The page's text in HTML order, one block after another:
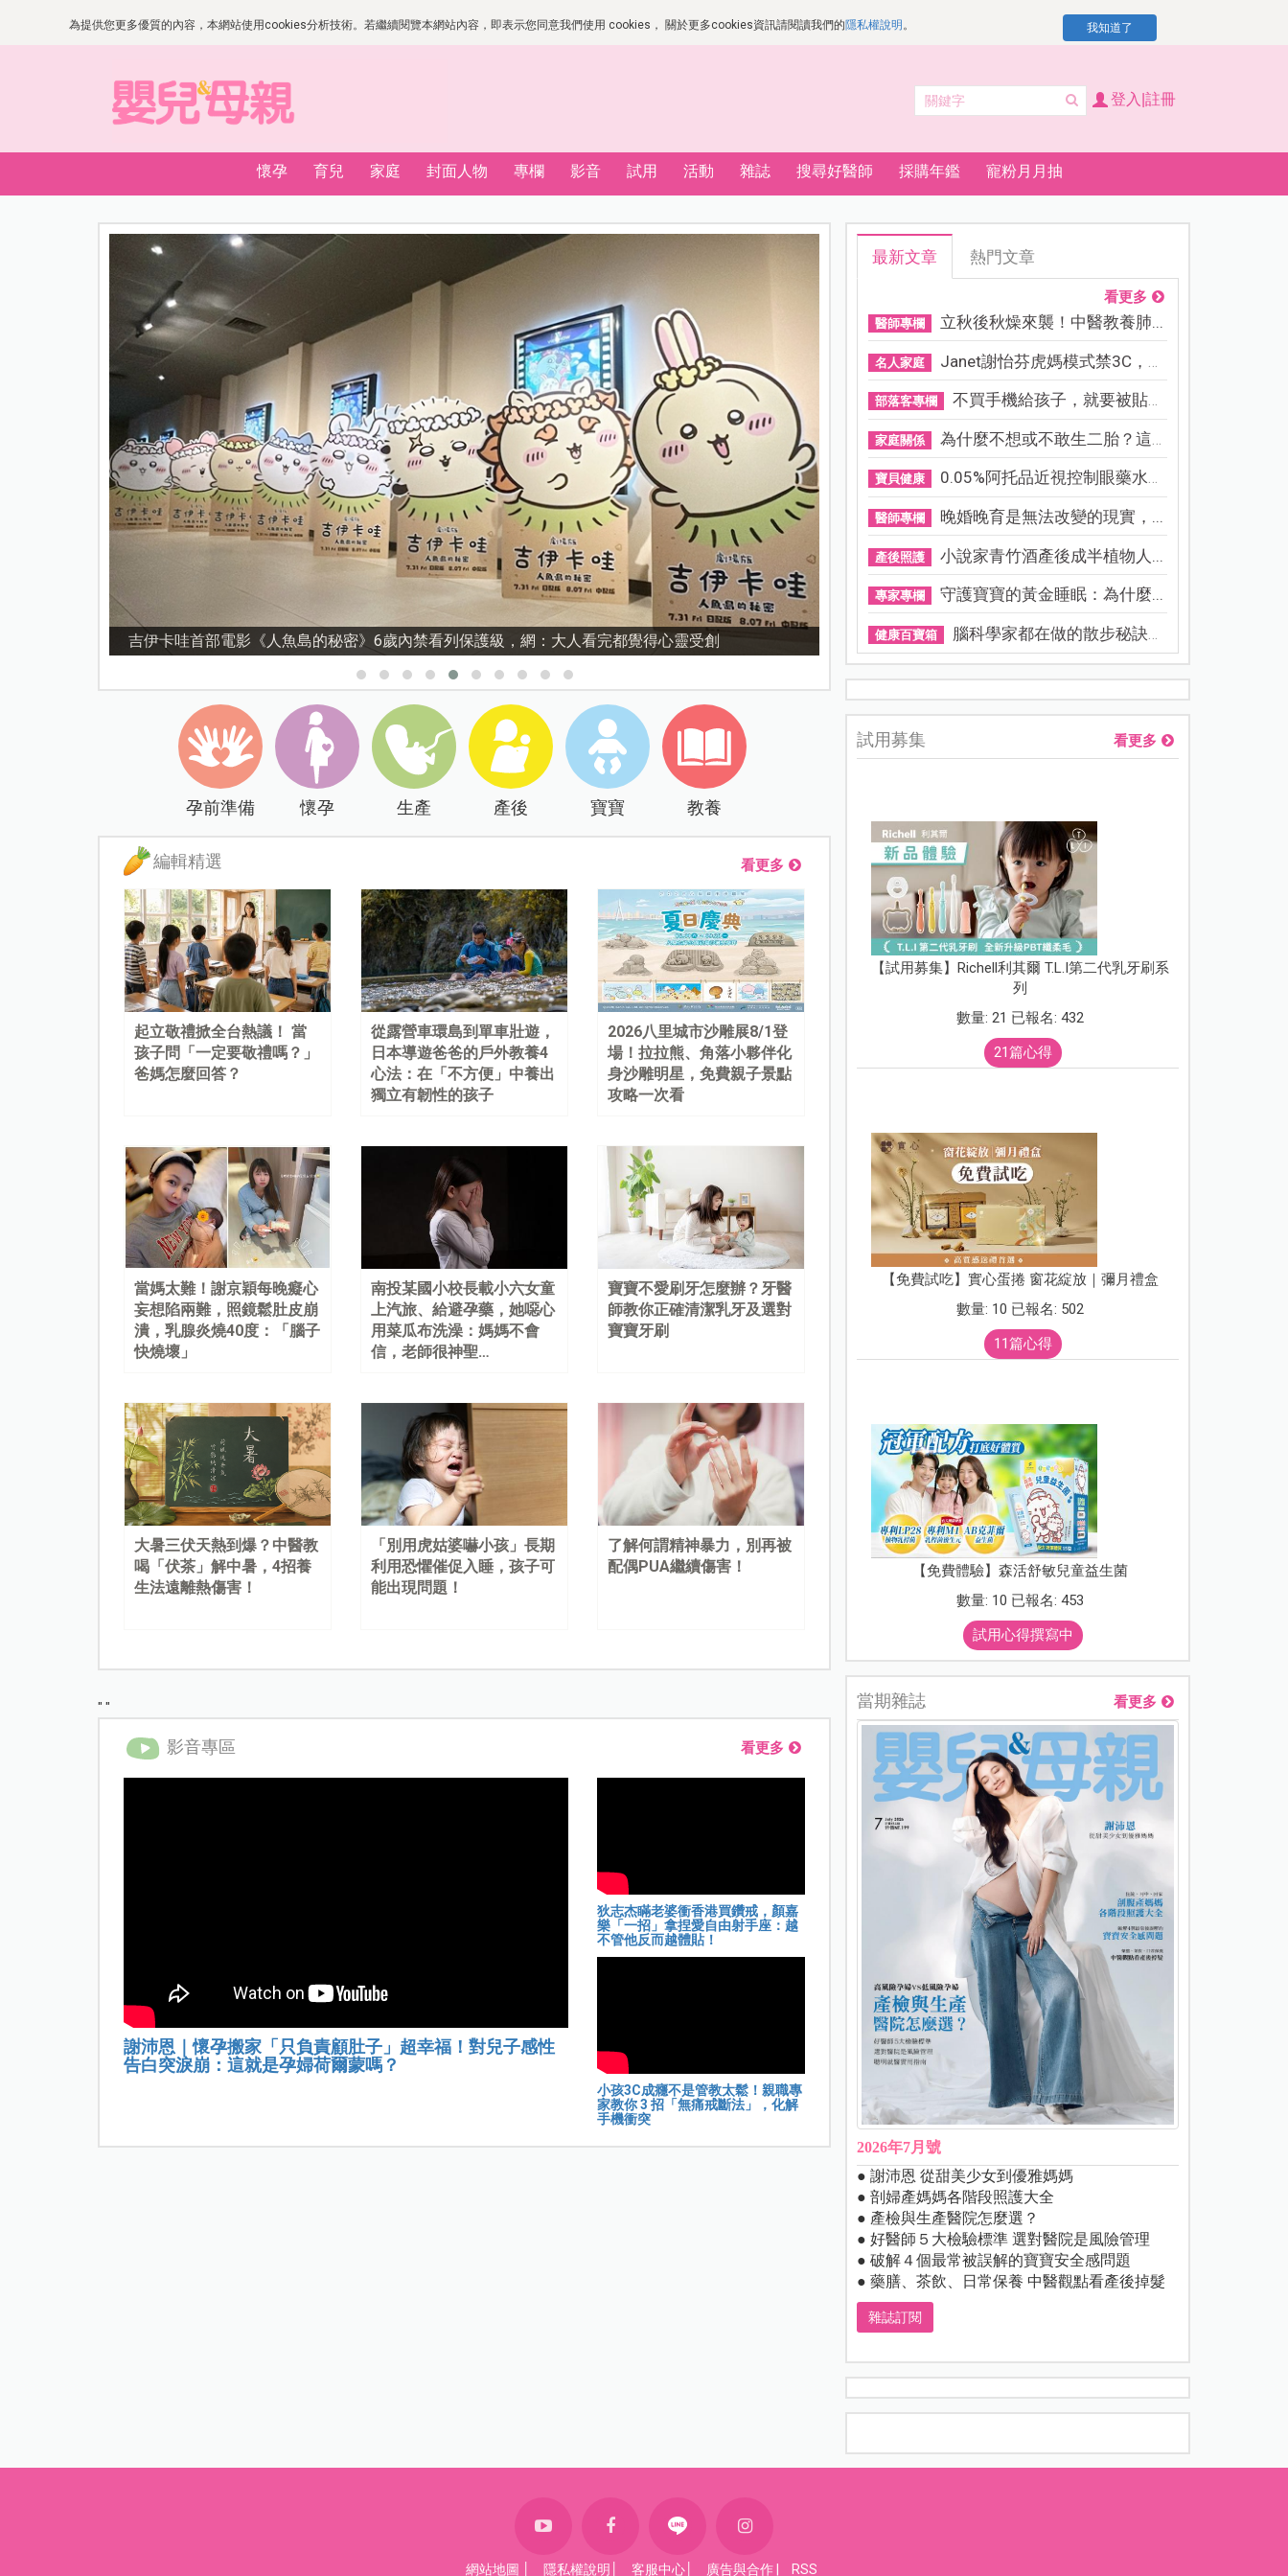
為提供您更多優質的內容，本網站使用cookies分析技術。若繼續閱覽本網站內容，即表示您同意我們使用 cookies， 關於更多cookies資訊請閱讀我們的隱私權說明 。 我知道了
登入|註冊
懷孕 育兒 家庭 封面人物 專欄 影音 試用 活動 雜誌 搜尋好醫師 採購年鑑 寵粉月月抽
資優教育15問！師鐸獎名師陳宥妤：資優教育的核心，不是成績而是讀懂孩子的心理準備度 熊本強震讓台灣人也揪心！無印良品店員發枕頭護頭、陪伴撤離
孕前準備 懷孕 生產 產後 寶寶 教養
編輯精選 看更多
起立敬禮掀全台熱議！ 當
孩子問「一定要敬禮嗎？」
爸媽怎麼回答？
從露營車環島到單車壯遊，
日本導遊爸爸的戶外教養4
心法：在「不方便」中養出
獨立有韌性的孩子
2026八里城市沙雕展8/1登
場！拉拉熊、角落小夥伴化
身沙雕明星，免費親子景點
攻略一次看
當媽太難！謝京穎每晚癡心
妄想陷兩難，照鏡鬆肚皮崩
潰，乳腺炎燒40度：「腦子
快燒壞」
南投某國小校長載小六女童
上汽旅、給避孕藥，她噁心
用菜瓜布洗澡：媽媽不會
信，老師很神聖…
寶寶不愛刷牙怎麼辦？牙醫
師教你正確清潔乳牙及選對
寶寶牙刷
大暑三伏天熱到爆？中醫教
喝「伏茶」解中暑，4招養
生法遠離熱傷害！
「別用虎姑婆嚇小孩」長期
利用恐懼催促入睡，孩子可
能出現問題！
了解何謂精神暴力，別再被
配偶PUA繼續傷害！
" "
影音專區 看更多
謝沛恩｜懷孕搬家「只負責顧肚子」超幸福！對兒子感性
告白突淚崩：這就是孕婦荷爾蒙嗎？
狄志杰瞞老婆衝香港買鑽戒，顏嘉
樂「一招」拿捏愛自由射手座：越
不管他反而越體貼！
小孩3C成癮不是管教太鬆！親職專
家教你 3 招「無痛戒斷法」，化解
手機衝突
最新文章 熱門文章
看更多
醫師專欄 立秋後秋燥來襲！中醫教養肺...
名人家庭 Janet謝怡芬虎媽模式禁3C，看...
部落客專欄 不買手機給孩子，就要被貼「...
家庭關係 為什麼不想或不敢生二胎？這8...
寶貝健康 0.05%阿托品近視控制眼藥水納...
醫師專欄 晚婚晚育是無法改變的現實，...
產後照護 小說家青竹酒產後成半植物人...
專家專欄 守護寶寶的黃金睡眠：為什麼...
健康百寶箱 腦科學家都在做的散步秘訣！...
試用募集 看更多
【試用募集】Richell利其爾 T.L.I第二代乳牙刷系
列
數量: 21 已報名: 432
21篇心得
【免費試吃】實心蛋捲 窗花綻放｜彌月禮盒
數量: 10 已報名: 502
11篇心得
【免費體驗】森活舒敏兒童益生菌
數量: 10 已報名: 453
試用心得撰寫中
當期雜誌 看更多
2026年7月號
● 謝沛恩 從甜美少女到優雅媽媽
● 剖婦產媽媽各階段照護大全
● 產檢與生產醫院怎麼選？
● 好醫師５大檢驗標準 選對醫院是風險管理
● 破解４個最常被誤解的寶寶安全感問題
● 藥膳、茶飲、日常保養 中醫觀點看產後掉髮
雜誌訂閱
網站地圖 隱私權說明 客服中心 廣告與合作 RSS